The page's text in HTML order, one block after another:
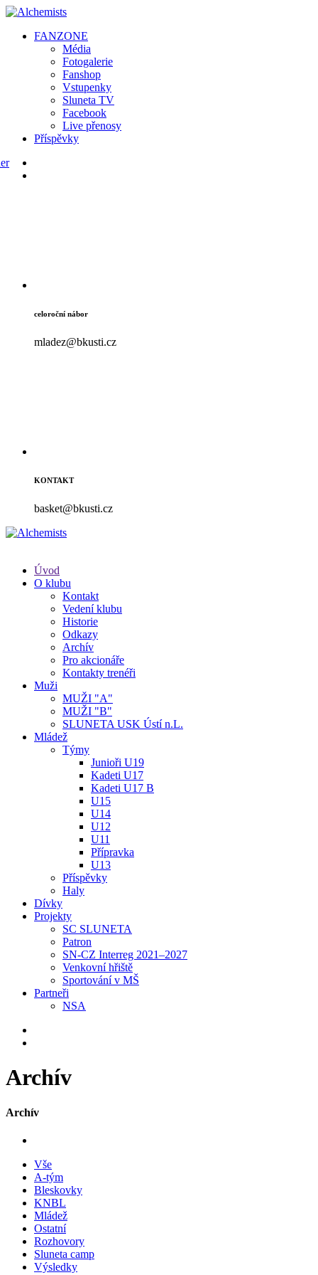
FANZONE
Média
Fotogalerie
Fanshop
Vstupenky
Sluneta TV
Facebook
Live přenosy
Příspěvky
celoroční nábor
mladez@bkusti.cz
KONTAKT
basket@bkusti.cz
Úvod
O klubu
Kontakt
Vedení klubu
Historie
Odkazy
Archív
Pro akcionáře
Kontakty trenéři
Muži
MUŽI "A"
MUŽI "B"
SLUNETA USK Ústí n.L.
Mládež
Týmy
Junioři U19
Kadeti U17
Kadeti U17 B
U15
U14
U12
U11
Přípravka
U13
Příspěvky
Haly
Dívky
Projekty
SC SLUNETA
Patron
SN-CZ Interreg 2021–2027
Venkovní hřiště
Sportování v MŠ
Partneři
NSA
Archív
Archív
Vše
A-tým
Bleskovky
KNBL
Mládež
Ostatní
Rozhovory
Sluneta camp
Výsledky